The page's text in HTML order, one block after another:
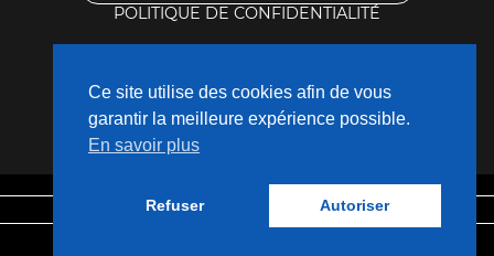
POLITIQUE DE CONFIDENTIALITÉ
CONTACTEZ-NOUS
Mentions légales
Ce site utilise des cookies afin de vous
garantir la meilleure expérience possible.
En savoir plus
Refuser Autoriser